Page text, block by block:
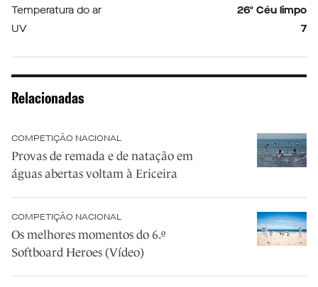
Temperatura do ar
26º Céu limpo
UV
7
Relacionadas
COMPETIÇÃO NACIONAL
Provas de remada e de natação em
águas abertas voltam à Ericeira
COMPETIÇÃO NACIONAL
Os melhores momentos do 6.º
Softboard Heroes (Vídeo)